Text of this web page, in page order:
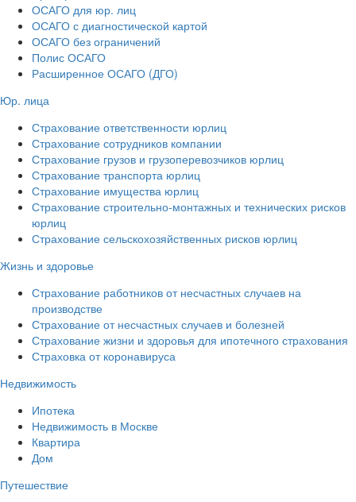
ОСАГО для юр. лиц
ОСАГО с диагностической картой
ОСАГО без ограничений
Полис ОСАГО
Расширенное ОСАГО (ДГО)
Юр. лица
Страхование ответственности юрлиц
Страхование сотрудников компании
Страхование грузов и грузоперевозчиков юрлиц
Страхование транспорта юрлиц
Страхование имущества юрлиц
Страхование строительно-монтажных и технических рисков
юрлиц
Страхование сельскохозяйственных рисков юрлиц
Жизнь и здоровье
Страхование работников от несчастных случаев на
производстве
Страхование от несчастных случаев и болезней
Страхование жизни и здоровья для ипотечного страхования
Страховка от коронавируса
Недвижимость
Ипотека
Недвижимость в Москве
Квартира
Дом
Путешествие